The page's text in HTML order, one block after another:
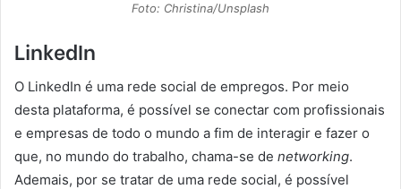
Foto: Christina/Unsplash
LinkedIn
O LinkedIn é uma rede social de empregos. Por meio
desta plataforma, é possível se conectar com profissionais
e empresas de todo o mundo a fim de interagir e fazer o
que, no mundo do trabalho, chama-se de networking.
Ademais, por se tratar de uma rede social, é possível